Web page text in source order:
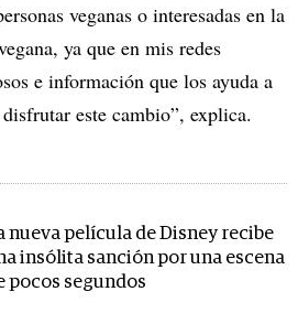
veganas o interesadas en la
ya que en mis redes
e información que los ayuda a
este cambio”, explica.
nueva película de Disney recibe
insólita sanción por una escena
pocos segundos